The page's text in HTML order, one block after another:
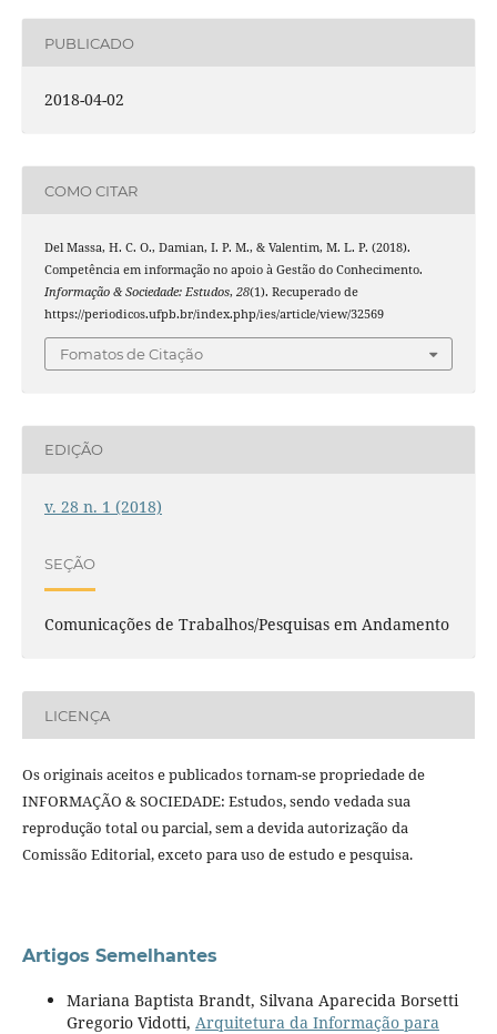
PUBLICADO
2018-04-02
COMO CITAR
Del Massa, H. C. O., Damian, I. P. M., & Valentim, M. L. P. (2018).
Competência em informação no apoio à Gestão do Conhecimento.
Informação & Sociedade: Estudos, 28(1). Recuperado de
https://periodicos.ufpb.br/index.php/ies/article/view/32569
Fomatos de Citação
EDIÇÃO
v. 28 n. 1 (2018)
SEÇÃO
Comunicações de Trabalhos/Pesquisas em Andamento
LICENÇA
Os originais aceitos e publicados tornam-se propriedade de
INFORMAÇÃO & SOCIEDADE: Estudos, sendo vedada sua
reprodução total ou parcial, sem a devida autorização da
Comissão Editorial, exceto para uso de estudo e pesquisa.
Artigos Semelhantes
Mariana Baptista Brandt, Silvana Aparecida Borsetti
Gregorio Vidotti, Arquitetura da Informação para